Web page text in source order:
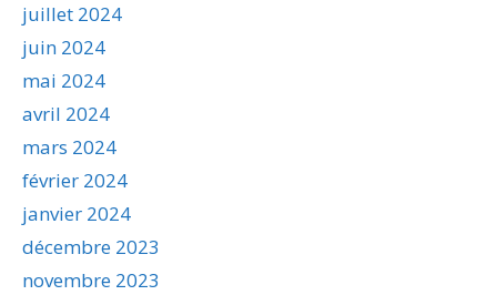
juillet 2024
juin 2024
mai 2024
avril 2024
mars 2024
février 2024
janvier 2024
décembre 2023
novembre 2023